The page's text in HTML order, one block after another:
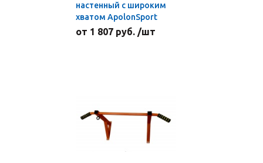
настенный с широким
хватом ApolonSport
от 1 807 руб. /шт